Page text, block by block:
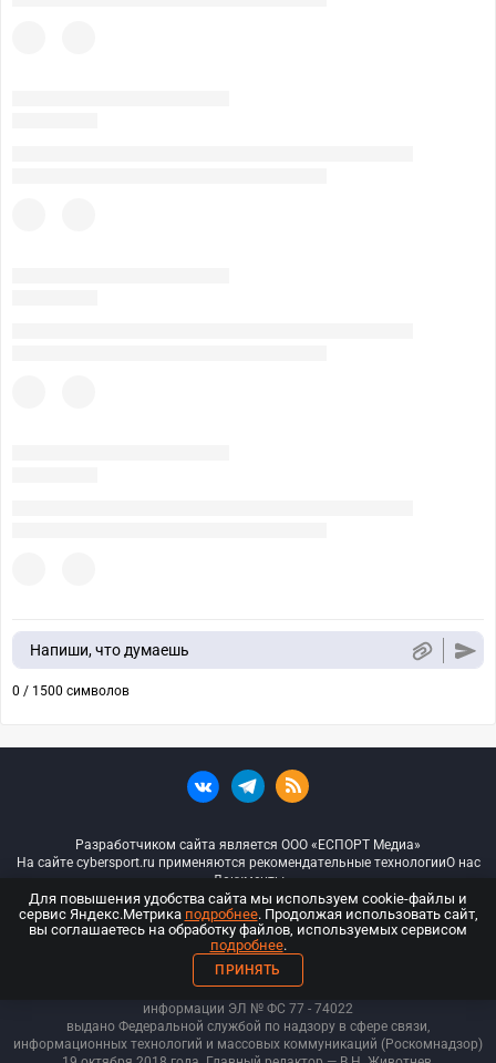
Напиши, что думаешь
0 / 1500 символов
Разработчиком сайта является ООО «ЕСПОРТ Медиа»
На сайте cybersport.ru применяются рекомендательные технологииО нас
Документы
© ООО «Киберспорт.ру» — Все права защищены
18+
ООО «Киберспорт.ру». Свидетельство о регистрации средств массовой
информации ЭЛ № ФС 77 - 74022
выдано Федеральной службой по надзору в сфере связи,
информационных технологий и массовых коммуникаций (Роскомнадзор)
Для повышения удобства сайта мы используем cookie-файлы и
сервис Яндекс.Метрика подробнее. Продолжая использовать сайт,
вы соглашаетесь на обработку файлов, используемых сервисом
подробнее.
ПРИНЯТЬ